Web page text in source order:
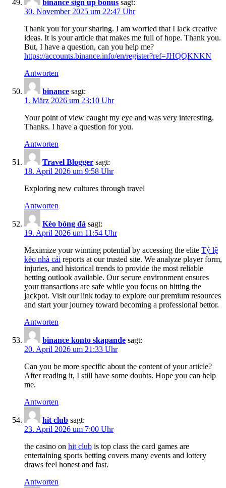
binance sign up bonus sagt:
30. November 2025 um 22:47 Uhr
Thank you for your sharing. I am worried that I lack creative
ideas. It is your article that makes me full of hope. Thank you.
But, I have a question, can you help me?
https://accounts.binance.info/en/register?ref=JHQQKNKN
Antworten
binance sagt:
1. März 2026 um 23:10 Uhr
Your point of view caught my eye and was very interesting.
Thanks. I have a question for you.
Antworten
Travel Blogger sagt:
18. April 2026 um 9:58 Uhr
Exploring new cultures through travel
Antworten
Kèo bóng đá sagt:
19. April 2026 um 11:54 Uhr
Maximize your winning potential by accessing the elite Tỷ lệ
kèo nhà cái reports at our trusted site. We analyze player form,
injuries, and historical trends to provide the most reliable
betting outlook available. Our secure environment ensures
your transactions are safe while you focus on hitting the
jackpot. Visit our link today to explore our premium resources
and start your journey toward becoming a professional bettor.
Antworten
binance konto skapande sagt:
20. April 2026 um 21:33 Uhr
Can you be more specific about the content of your article?
After reading it, I still have some doubts. Hope you can help
me.
Antworten
h​i​t ​c​l​ub sagt:
23. April 2026 um 7:00 Uhr
the casino on hi​t ​c​l​u​b is top class the card games are
entertaining sports betting covers many events and lottery
draws feel honest and fast.
Antworten